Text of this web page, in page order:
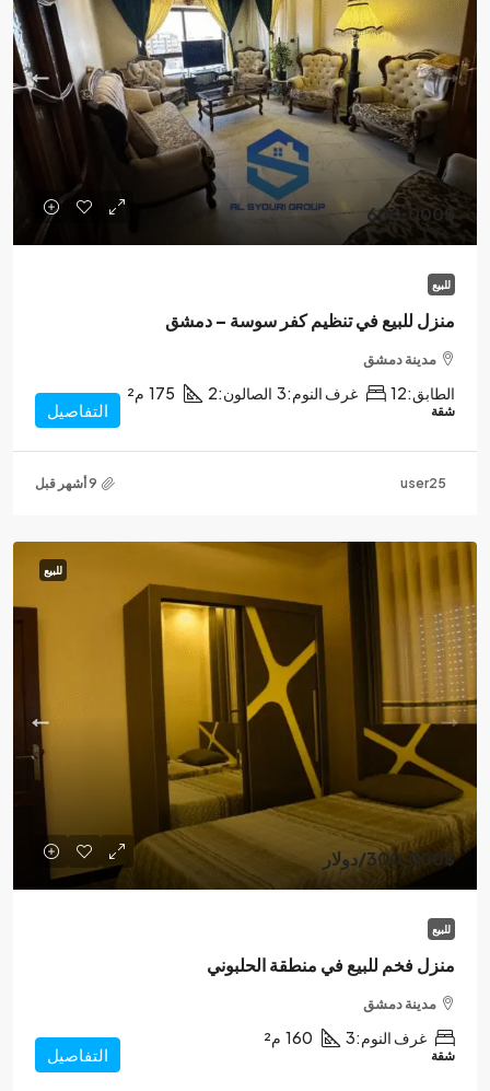
600,000$
للبيع
منزل للبيع في تنظيم كفر سوسة – دمشق
مدينة دمشق
الطابق:12 غرف النوم:3 الصالون:2
175 م²
شقة التفاصيل
user25
للبيع
300,000$/دولار
للبيع
منزل فخم للبيع في منطقة الحلبوني
مدينة دمشق
غرف النوم:3
160 م²
شقة التفاصيل